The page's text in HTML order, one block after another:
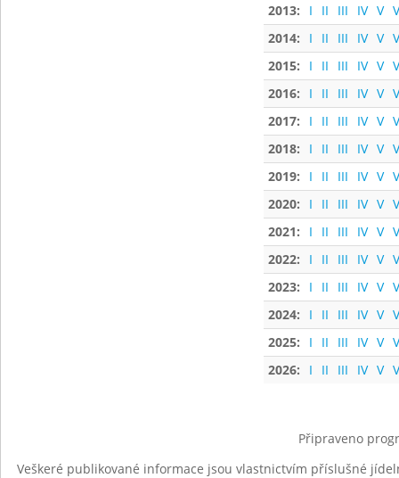
2013:
I II III IV V
2014:
I II III IV V
2015:
I II III IV V
2016:
I II III IV V
2017:
I II III IV V
2018:
I II III IV V
2019:
I II III IV V
2020:
I II III IV V
2021:
I II III IV V
2022:
I II III IV V
2023:
I II III IV V
2024:
I II III IV V
2025:
I II III IV V
2026:
I II III IV V
Připraveno
Veškeré publikované informace jsou vlastnictvím příslušné